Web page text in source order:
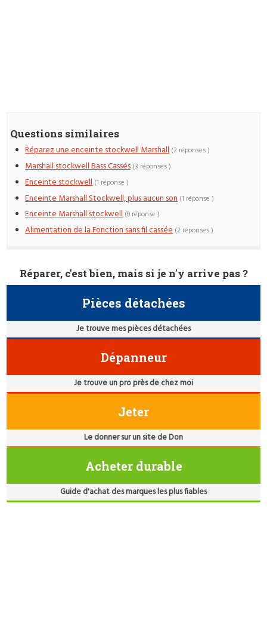
Questions similaires
Réparez une enceinte stockwell Marshall (2 réponses )
Marshall stockwell Bass Cassés (3 réponses )
Enceinte stockwell (1 réponse )
Enceinte Marshall Stockwell, plus aucun son (1 réponse )
Enceinte Marshall stockwell (0 réponse )
Alimentation de la Fonction sans fil cassée (2 réponses )
Réparer, c'est bien, mais si je n'y arrive pas ?
Pièces détachées
Je trouve mes pièces détachées
Dépanneur
Je trouve un pro près de chez moi
Jeter
Le donner sur un site de Don
Acheter durable
Guide d'achat des marques les plus fiables